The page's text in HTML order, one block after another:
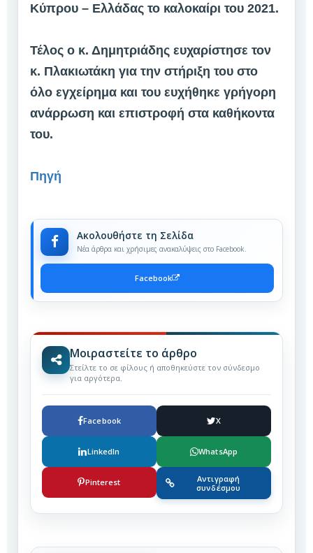
Κύπρου – Ελλάδας το καλοκαίρι του 2021.
Τέλος ο κ. Δημητριάδης ευχαρίστησε τον
κ. Πλακιωτάκη για την στήριξη του στο
όλο εγχείρημα και του ευχήθηκε γρήγορη
ανάρρωση και επιστροφή στα καθήκοντα
του.
Πηγή
Ακολουθήστε τη Σελίδα
Νέα άρθρα και χρήσιμες ανακαλύψεις στο Facebook.
Facebook
Μοιραστείτε το άρθρο
Στείλτε το σε φίλους ή αποθηκεύστε τον σύνδεσμο
για αργότερα.
Facebook X
LinkedIn WhatsApp
Pinterest
Αντιγραφή
συνδέσμου